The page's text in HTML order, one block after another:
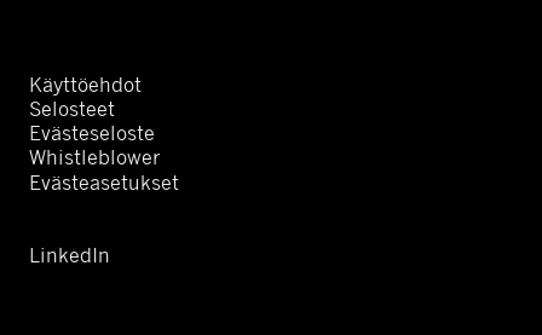
Käyttöehdot
Selosteet
Evästeseloste
Whistleblower
Evästeasetukset
LinkedIn